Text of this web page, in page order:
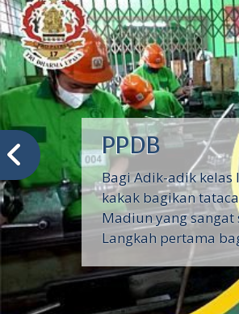
PPDB
Bagi Adik-adik kelas
kakak bagikan
Madiun yang
Langkah pertama